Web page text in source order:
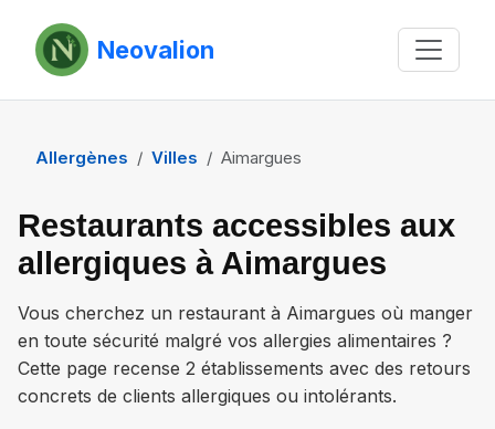
Neovalion
Allergènes Villes Aimargues
Restaurants accessibles aux
allergiques à Aimargues
Vous cherchez un restaurant à Aimargues où manger
en toute sécurité malgré vos allergies alimentaires ?
Cette page recense 2 établissements avec des retours
concrets de clients allergiques ou intolérants.